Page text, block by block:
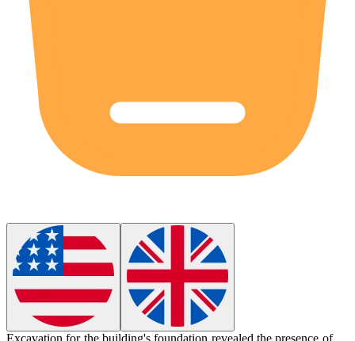
Excavation for the building's foundation revealed the presence of